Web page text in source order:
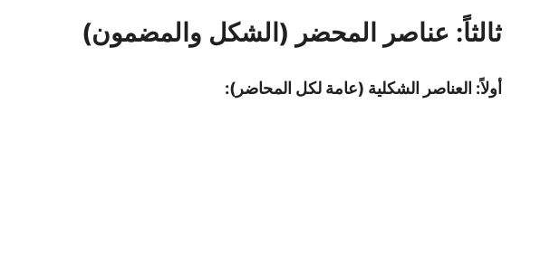
ثالثاً: عناصر المحضر (الشكل والمضمون)
أولاً: العناصر الشكلية (عامة لكل المحاضر):